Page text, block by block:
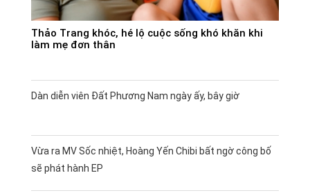
Thảo Trang khóc, hé lộ cuộc sống khó khăn khi
làm mẹ đơn thân
Dàn diễn viên Đất Phương Nam ngày ấy, bây giờ
Vừa ra MV Sốc nhiệt, Hoàng Yến Chibi bất ngờ công bố
sẽ phát hành EP